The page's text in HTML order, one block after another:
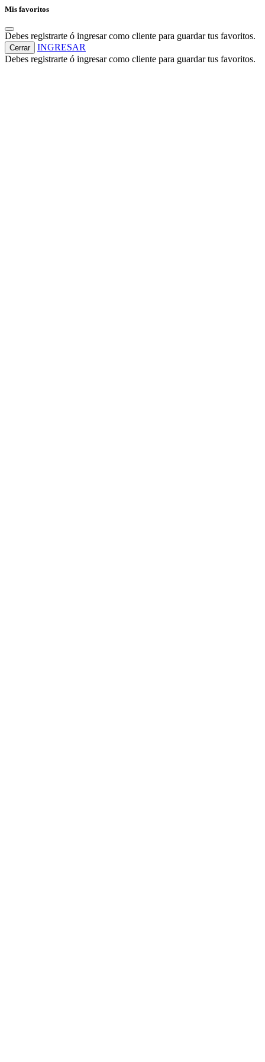
Mis favoritos
Debes registrarte ó ingresar como cliente para guardar tus favoritos.
Cerrar
INGRESAR
Debes registrarte ó ingresar como cliente para guardar tus favoritos.